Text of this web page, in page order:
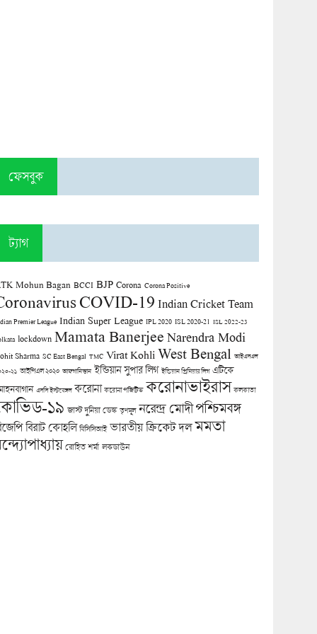
ফেসবুক
ট্যাগ
Mohun Bagan BCCI BJP Corona Corona Positive
COVID-19 Indian Cricket Team
Premier League Indian Super League IPL 2020 ISL 2020-21 ISL 2022-23
lockdown Mamata Banerjee Narendra Modi
Sharma SC East Bengal TMC Virat Kohli West Bengal আইএসএল
২১ আইপিএল ২০২০ আফগানিস্তান ইন্ডিয়ান সুপার লিগ ইন্ডিয়ান প্রিমিয়ার লিগ এটিকে
এসসি ইস্টবেঙ্গল করোনা করোনা পজিটিভ করোনাভাইরাস কলকাতা
১৯ জাস্ট দুনিয়া ডেস্ক তৃণমূল নরেন্দ্র মোদী পশ্চিমবঙ্গ
বিরাট কোহলি বিসিসিআই ভারতীয় ক্রিকেট দল মমতা
রোহিত শর্মা লকডাউন